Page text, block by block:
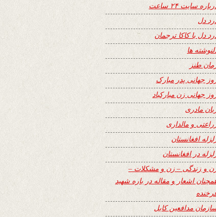
سایت ۲۴ ساعت
دل
دل با کاکا ترجمان
ها
طنز
جهانی پدر مبارک
جهانی زن مبارکباد
مادری
و مالداری
افغانستان
در افغانستان
و زندگی – زن و مشکلات –
اشعار و مقاله در باره شهید
مدافعین کابل